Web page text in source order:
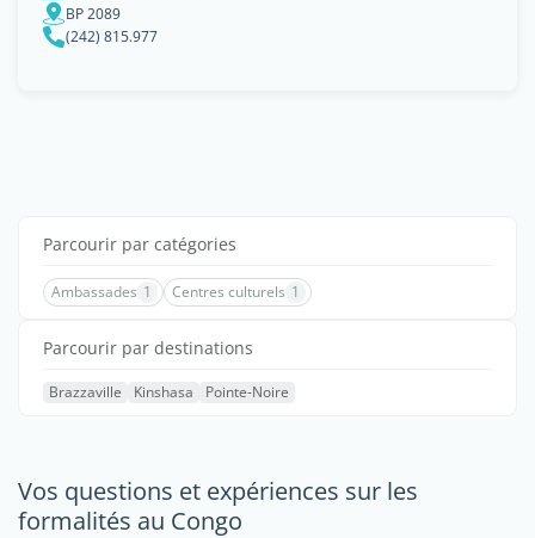
BP 2089
(242) 815.977
Parcourir par catégories
Ambassades 1 Centres culturels 1
Parcourir par destinations
Brazzaville Kinshasa Pointe-Noire
Vos questions et expériences sur les
formalités au Congo